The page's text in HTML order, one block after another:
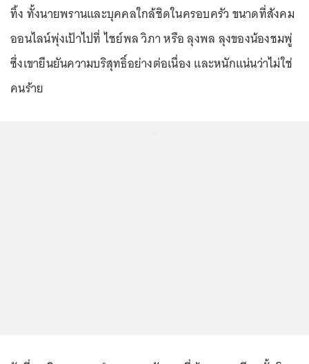
ทิ้ง ทั้งนายพรานและบุคคลใกล้ชิดในครอบครัว ขนาดที่สังคม
ออนไลน์พุ่งเป้าไปที่ ไชย์พล วิภา หรือ ลุงพล ลุงของน้องชมพู่
ซึ่งเขายืนยันความบริสุทธิ์อย่างต่อเนื่อง และหนักแน่นว่าไม่ใช่
คนร้าย